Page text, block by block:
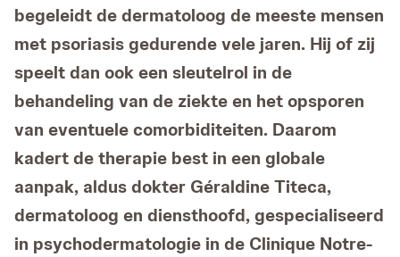
begeleidt de dermatoloog de meeste mensen
met psoriasis gedurende vele jaren. Hij of zij
speelt dan ook een sleutelrol in de
behandeling van de ziekte en het opsporen
van eventuele comorbiditeiten. Daarom
kadert de therapie best in een globale
aanpak, aldus dokter Géraldine Titeca,
dermatoloog en diensthoofd, gespecialiseerd
in psychodermatologie in de Clinique Notre-